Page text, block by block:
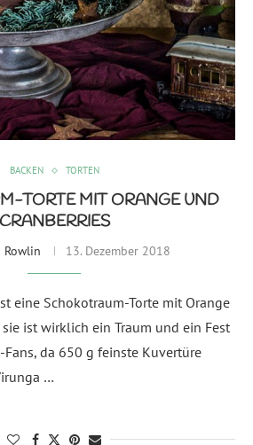
BACKEN TORTEN
TORTE MIT ORANGE UND
CRANBERRIES
Rowlin 13. Dezember 2018
eine Schokotraum-Torte mit Orange
sie ist wirklich ein Traum und ein Fest
da 650 g feinste Kuvertüre
…